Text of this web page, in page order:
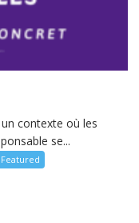
contexte où les
se...
Featured